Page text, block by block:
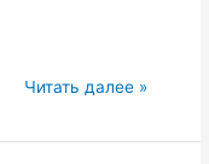
4.
Мантра
и
Читать далее »